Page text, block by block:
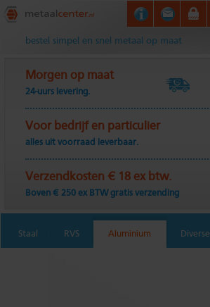
Metaalcenter.nl
bestel simpel en snel metaal op maat
Morgen op maat
24-uurs levering.
Voor bedrijf en particulier
alles uit voorraad leverbaar.
Verzendkosten € 18 ex btw.
Boven € 250 ex BTW gratis verzending
Staal RVS Aluminium Diverse